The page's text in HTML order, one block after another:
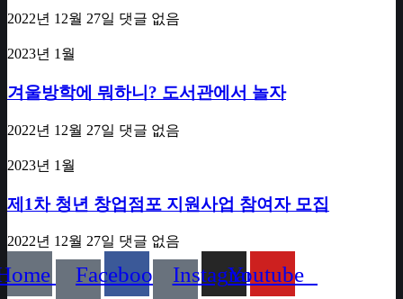
2022년 12월 27일 댓글 없음
2023년 1월
겨울방학에 뭐하니? 도서관에서 놀자
2022년 12월 27일 댓글 없음
2023년 1월
제1차 청년 창업점포 지원사업 참여자 모집
2022년 12월 27일 댓글 없음
Facebook InstagramYoutube